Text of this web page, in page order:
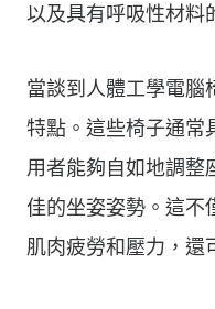
以及具有呼吸性材料
當談到人體工學電腦
特點。這些椅子通常
用者能夠自如地調整
佳的坐姿姿勢。這不
肌肉疲勞和壓力，還